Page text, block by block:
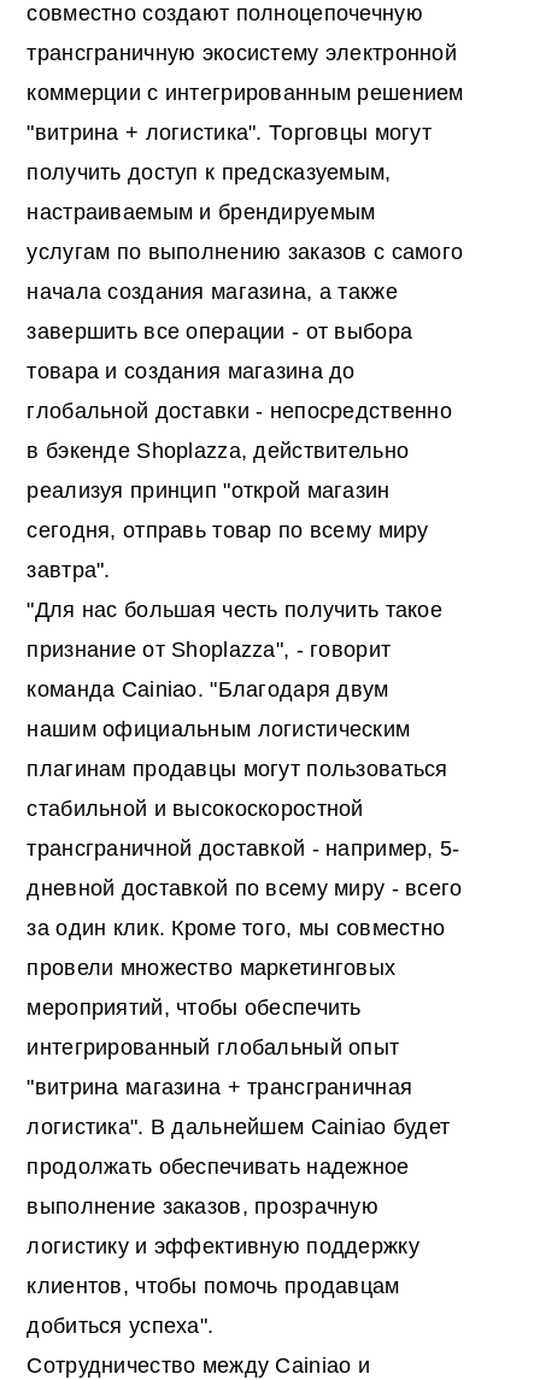
совместно создают полноцепочечную
трансграничную экосистему электронной
коммерции с интегрированным решением
"витрина + логистика". Торговцы могут
получить доступ к предсказуемым,
настраиваемым и брендируемым
услугам по выполнению заказов с самого
начала создания магазина, а также
завершить все операции - от выбора
товара и создания магазина до
глобальной доставки - непосредственно
в бэкенде Shoplazza, действительно
реализуя принцип "открой магазин
сегодня, отправь товар по всему миру
завтра".
"Для нас большая честь получить такое
признание от Shoplazza", - говорит
команда Cainiao. "Благодаря двум
нашим официальным логистическим
плагинам продавцы могут пользоваться
стабильной и высокоскоростной
трансграничной доставкой - например, 5-
дневной доставкой по всему миру - всего
за один клик. Кроме того, мы совместно
провели множество маркетинговых
мероприятий, чтобы обеспечить
интегрированный глобальный опыт
"витрина магазина + трансграничная
логистика". В дальнейшем Cainiao будет
продолжать обеспечивать надежное
выполнение заказов, прозрачную
логистику и эффективную поддержку
клиентов, чтобы помочь продавцам
добиться успеха".
Сотрудничество между Cainiao и